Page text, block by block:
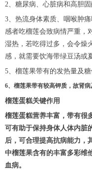
2、糖尿病、心脏病和高胆固
3、热流身体素质、咽喉肿
感者吃榴莲会致病情严重，
湿热，若吃得过多，会令燥
感，就需要饮海带绿豆汤或
5、榴莲果带有的发热量及
6、榴莲果带有较高钾质，故肾病
榴莲蛋糕关键作用
榴莲蛋糕营养丰富，带有很
可有助于保持身体人体内脏
后，可合理提高抗病能力，
中榴莲果含有的丰富多彩维
血病。